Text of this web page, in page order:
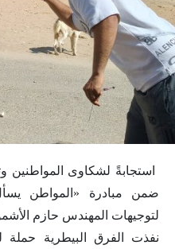
استجابةً لشكاوى المواطنين
ضمن مبادرة «المواطن
لتوجيهات المهندس حازم